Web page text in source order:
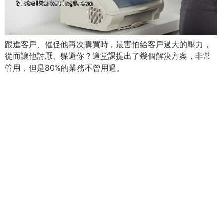
跟進客戶、催促他再次購買時，最害怕給客戶過大的壓力，
從而讓他討厭、躲避你？這堂課提出了幾個解決方案，非常
管用，但是80%的業務不曾用過。